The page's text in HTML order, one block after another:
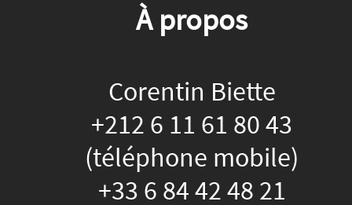
À propos
Corentin Biette
+212 6 11 61 80 43
(téléphone mobile)
+33 6 84 42 48 21